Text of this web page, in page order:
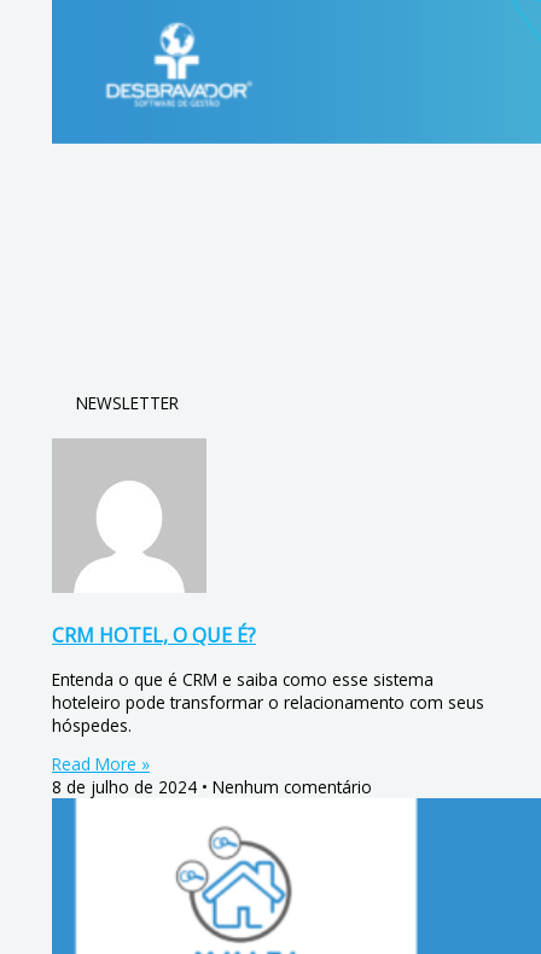
NEWSLETTER
CRM HOTEL, O QUE É?
Entenda o que é CRM e saiba como esse sistema
hoteleiro pode transformar o relacionamento com seus
hóspedes.
Read More »
8 de julho de 2024
Nenhum comentário